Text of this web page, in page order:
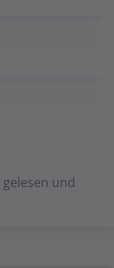
gelesen und